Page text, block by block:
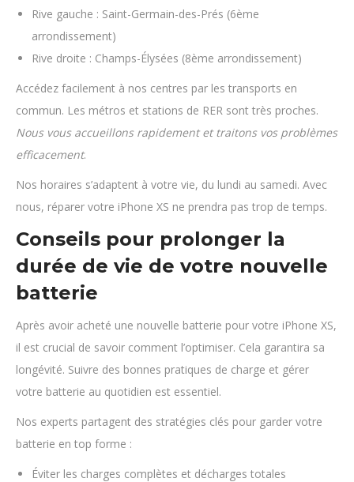
Rive gauche : Saint-Germain-des-Prés (6ème
arrondissement)
Rive droite : Champs-Élysées (8ème arrondissement)
Accédez facilement à nos centres par les transports en
commun. Les métros et stations de RER sont très proches.
Nous vous accueillons rapidement et traitons vos problèmes
efficacement.
Nos horaires s’adaptent à votre vie, du lundi au samedi. Avec
nous, réparer votre iPhone XS ne prendra pas trop de temps.
Conseils pour prolonger la
durée de vie de votre nouvelle
batterie
Après avoir acheté une nouvelle batterie pour votre iPhone XS,
il est crucial de savoir comment l’optimiser. Cela garantira sa
longévité. Suivre des bonnes pratiques de charge et gérer
votre batterie au quotidien est essentiel.
Nos experts partagent des stratégies clés pour garder votre
batterie en top forme :
Éviter les charges complètes et décharges totales